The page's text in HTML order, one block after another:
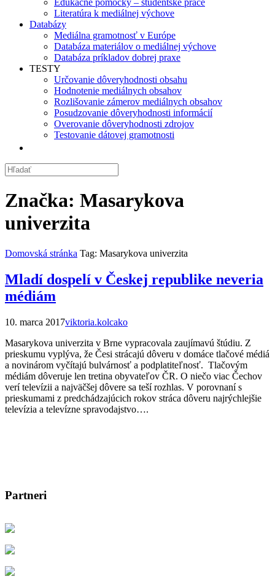
Edukačné pomôcky – študentské práce
Literatúra k mediálnej výchove
Databázy
Mediálna gramotnosť v Európe
Databáza materiálov o mediálnej výchove
Databáza príkladov dobrej praxe
TESTY
Určovanie dôveryhodnosti obsahu
Hodnotenie mediálnych obsahov
Rozlišovanie zámerov mediálnych obsahov
Posudzovanie dôveryhodnosti informácií
Overovanie dôveryhodnosti zdrojov
Testovanie dátovej gramotnosti
Značka: Masarykova
univerzita
Domovská stránka Tag: Masarykova univerzita
Mladí dospelí v Českej republike neveria
médiám
10. marca 2017viktoria.kolcako
Masarykova univerzita v Brne vypracovala zaujímavú štúdiu. Z
prieskumu vyplýva, že Česi strácajú dôveru v domáce tlačové médiá
a novinárom vyčítajú bulvárnosť a podplatiteľnosť. Tlačovým
médiám dôveruje len tretina obyvateľov ČR. O niečo viac Čechov
verí televízii a najväčšej dôvere sa teší rozhlas. V porovnaní s
prieskumami z predchádzajúcich rokov stráca dôveru najrýchlejšie
televízia a televízne spravodajstvo….
Partneri